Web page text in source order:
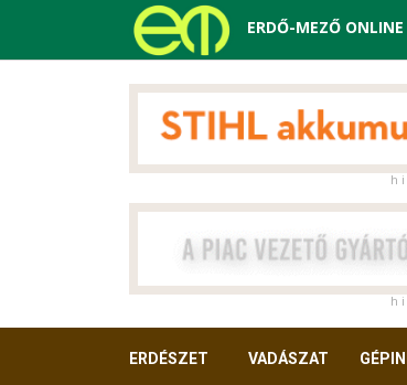
ERDŐ-MEZŐ ONLINE
h
h
ERDÉSZET VADÁSZAT